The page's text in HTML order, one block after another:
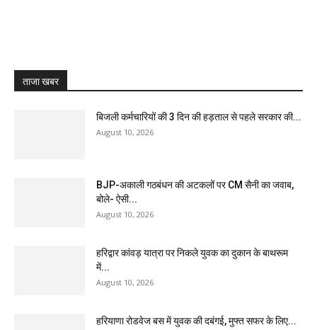
ताजा खबर
बिजली कर्मचारियों की 3 दिन की हड़ताल से पहले सरकार की...
August 10, 2026
BJP-अकाली गठबंधन की अटकलों पर CM सैनी का जवाब,
बोले- ऐसी...
August 10, 2026
हरिद्वार कांवड़ यात्रा पर निकले युवक का दुकान के बाथरूम
में...
August 10, 2026
हरियाणा रोडवेज बस में युवक की दबंगई, मुफ्त सफर के लिए...